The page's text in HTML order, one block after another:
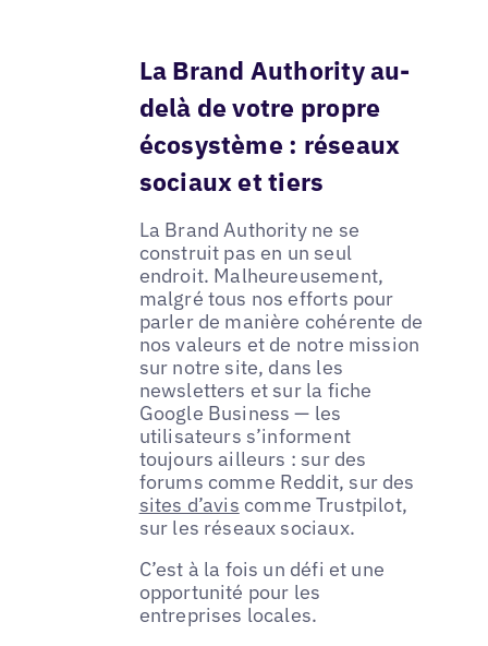
La Brand Authority au-
delà de votre propre
écosystème : réseaux
sociaux et tiers
La Brand Authority ne se
construit pas en un seul
endroit. Malheureusement,
malgré tous nos efforts pour
parler de manière cohérente de
nos valeurs et de notre mission
sur notre site, dans les
newsletters et sur la fiche
Google Business — les
utilisateurs s’informent
toujours ailleurs : sur des
forums comme Reddit, sur des
sites d’avis comme Trustpilot,
sur les réseaux sociaux.
C’est à la fois un défi et une
opportunité pour les
entreprises locales.